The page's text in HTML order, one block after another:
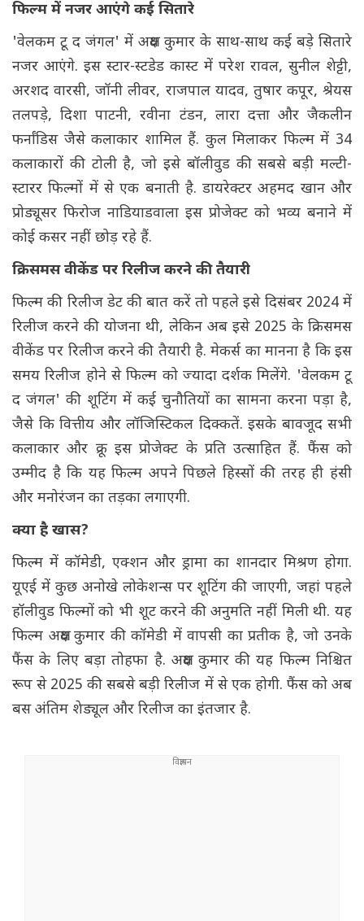
फिल्म में नजर आएंगे कई सितारे
'वेलकम टू द जंगल' में अक्षय कुमार के साथ-साथ कई बड़े सितारे
नजर आएंगे. इस स्टार-स्टडेड कास्ट में परेश रावल, सुनील शेट्टी,
अरशद वारसी, जॉनी लीवर, राजपाल यादव, तुषार कपूर, श्रेयस
तलपड़े, दिशा पाटनी, रवीना टंडन, लारा दत्ता और जैकलीन
फर्नांडिस जैसे कलाकार शामिल हैं. कुल मिलाकर फिल्म में 34
कलाकारों की टोली है, जो इसे बॉलीवुड की सबसे बड़ी मल्टी-
स्टारर फिल्मों में से एक बनाती है. डायरेक्टर अहमद खान और
प्रोड्यूसर फिरोज नाडियाडवाला इस प्रोजेक्ट को भव्य बनाने में
कोई कसर नहीं छोड़ रहे हैं.
क्रिसमस वीकेंड पर रिलीज करने की तैयारी
फिल्म की रिलीज डेट की बात करें तो पहले इसे दिसंबर 2024 में
रिलीज करने की योजना थी, लेकिन अब इसे 2025 के क्रिसमस
वीकेंड पर रिलीज करने की तैयारी है. मेकर्स का मानना है कि इस
समय रिलीज होने से फिल्म को ज्यादा दर्शक मिलेंगे. 'वेलकम टू
द जंगल' की शूटिंग में कई चुनौतियों का सामना करना पड़ा है,
जैसे कि वित्तीय और लॉजिस्टिकल दिक्कतें. इसके बावजूद सभी
कलाकार और क्रू इस प्रोजेक्ट के प्रति उत्साहित हैं. फैंस को
उम्मीद है कि यह फिल्म अपने पिछले हिस्सों की तरह ही हंसी
और मनोरंजन का तड़का लगाएगी.
क्या है खास?
फिल्म में कॉमेडी, एक्शन और ड्रामा का शानदार मिश्रण होगा.
यूएई में कुछ अनोखे लोकेशन्स पर शूटिंग की जाएगी, जहां पहले
हॉलीवुड फिल्मों को भी शूट करने की अनुमति नहीं मिली थी. यह
फिल्म अक्षय कुमार की कॉमेडी में वापसी का प्रतीक है, जो उनके
फैंस के लिए बड़ा तोहफा है. अक्षय कुमार की यह फिल्म निश्चित
रूप से 2025 की सबसे बड़ी रिलीज में से एक होगी. फैंस को अब
बस अंतिम शेड्यूल और रिलीज का इंतजार है.